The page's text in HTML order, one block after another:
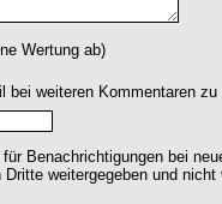
Wertung ab)
bei weiteren Kommentaren zu
Benachrichtigungen bei
weitergegeben und